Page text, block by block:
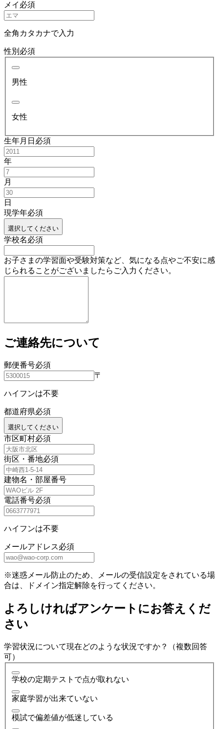
メイ 必須
全角カタカナで入力
性別 必須
男性
女性
生年月日 必須
年
月
日
現学年必須
選択してください
学校名必須
お子さまの学習面や受験対策など、気になる点やご不安に感
じられることがございましたらご入力ください。
ご連絡先について
郵便番号必須
〒
ハイフンは不要
都道府県必須
選択してください
市区町村必須
街区・番地必須
建物名・部屋番号
電話番号必須
ハイフンは不要
メールアドレス必須
※迷惑メール防止のため、メールの受信設定をされている場
合は、ドメイン指定解除を行ってください。
よろしければアンケートにお答えくだ
さい
学習状況について現在どのような状況ですか？（複数回答
可）
学校の定期テストで点が取れない
家庭学習が出来ていない
模試で偏差値が低迷している